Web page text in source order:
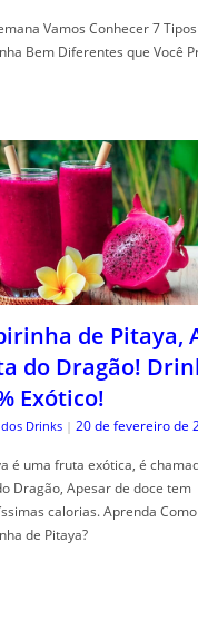
Vamos Conhecer 7
Bem Diferentes que Você
de Pitaya,
do Dragão!
Exótico!
Drinks | 20 de fevereiro de
é uma fruta exótica, é
Dragão, Apesar de doce tem
calorias. Aprenda
de Pitaya?